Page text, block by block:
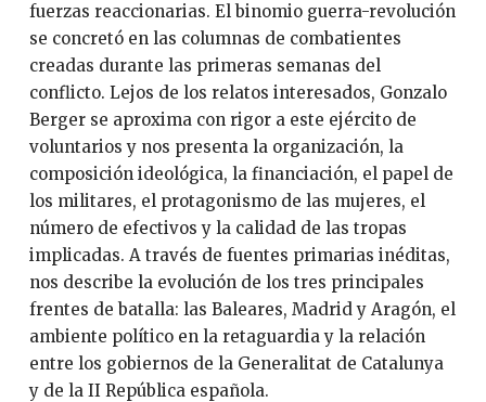
fuerzas reaccionarias. El binomio guerra-revolución
se concretó en las columnas de combatientes
creadas durante las primeras semanas del
conflicto. Lejos de los relatos interesados, Gonzalo
Berger se aproxima con rigor a este ejército de
voluntarios y nos presenta la organización, la
composición ideológica, la financiación, el papel de
los militares, el protagonismo de las mujeres, el
número de efectivos y la calidad de las tropas
implicadas. A través de fuentes primarias inéditas,
nos describe la evolución de los tres principales
frentes de batalla: las Baleares, Madrid y Aragón, el
ambiente político en la retaguardia y la relación
entre los gobiernos de la Generalitat de Catalunya
y de la II República española.